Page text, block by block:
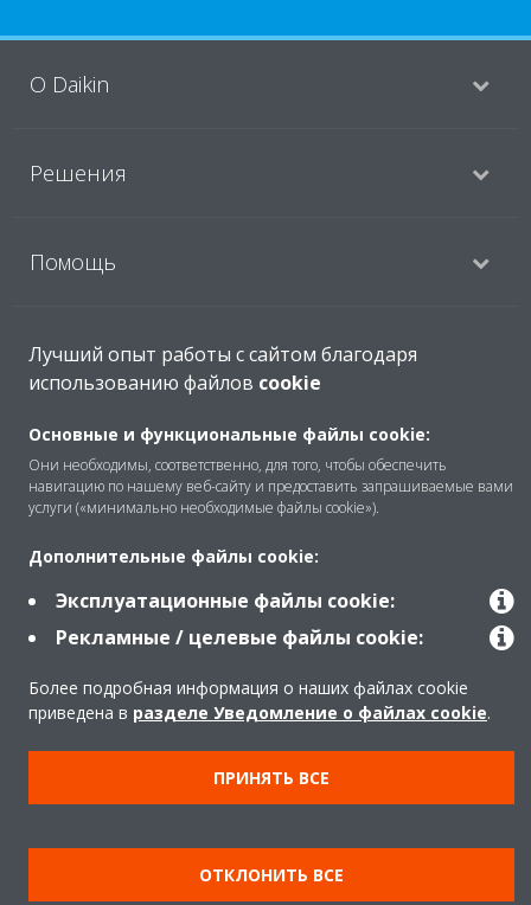
O Daikin
Решения
Помощь
Продукты
Copyright © Daikin
Правила
Использование cookie
Конфиденциальность данных
Корпоративная этика
Лучший опыт работы с сайтом благодаря
использованию файлов cookie
Основные и функциональные файлы cookie:
Они необходимы, соответственно, для того, чтобы обеспечить
навигацию по нашему веб-сайту и предоставить запрашиваемые вами
услуги («минимально необходимые файлы cookie»).
Дополнительные файлы cookie:
Эксплуатационные файлы cookie:
Рекламные / целевые файлы cookie:
Более подробная информация о наших файлах cookie
приведена в разделе Уведомление о файлах cookie.
ПРИНЯТЬ ВСЕ
ОТКЛОНИТЬ ВСЕ